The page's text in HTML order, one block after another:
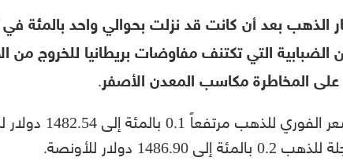
بعد أن كانت قد نزلت بحوالي واحد بالمئة في
التي تكتنف مفاوضات بريطانيا للخروج من
على المخاطرة مكاسب المعدن الأصفر.
حيث كان السعر
1486.90 دولار للأونصة.